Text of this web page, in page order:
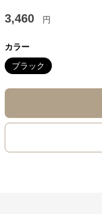
3,460 円
カラー
ブラック